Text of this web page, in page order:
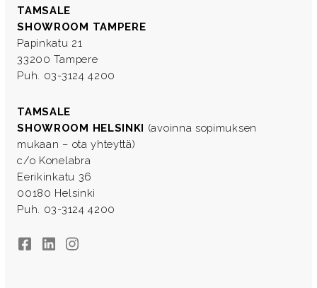
TAMSALE
SHOWROOM TAMPERE
Papinkatu 21
33200 Tampere
Puh. 03-3124 4200
TAMSALE
SHOWROOM HELSINKI (avoinna sopimuksen
mukaan – ota yhteyttä)
c/o Konelabra
Eerikinkatu 36
00180 Helsinki
Puh. 03-3124 4200
FacebookLinkedInInstagram